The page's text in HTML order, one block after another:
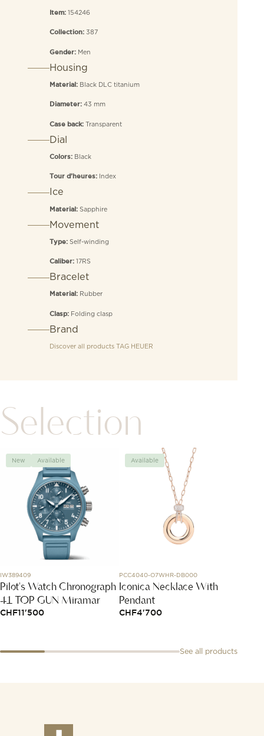
Item: 154246
Collection: 387
Gender: Men
Housing
Material: Black DLC titanium
Diameter: 43 mm
Case back: Transparent
Dial
Colors: Black
Tour d’heures: Index
Ice
Material: Sapphire
Movement
Type: Self-winding
Caliber: 17RS
Bracelet
Material: Rubber
Clasp: Folding clasp
Brand
Discover all products TAG HEUER
Selection
New Available
IW389409
Pilot's Watch Chronograph
41 TOP GUN Miramar
CHF 11'500
Available
PCC4040-O7WHR-DB000
Iconica Necklace With
Pendant
CHF4'700
See all products